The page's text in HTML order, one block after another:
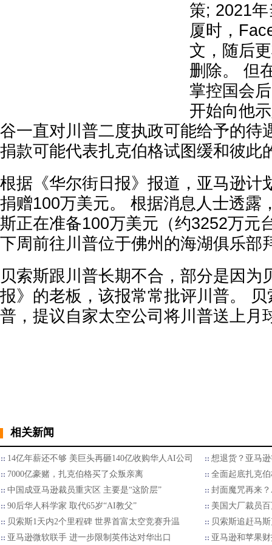
策; 2021
厦时，
文，随后
删除。 但
掌控国会
开始向他
谷一直对川普二度执政可能给予的待
捐款可能代表扎克伯格试图缓和彼此
根据《华尔街日报》报道，亚马逊计
捐赠100万美元。 根据消息人士透露
斯正在准备100万美元（约3252万元
下周前往川普位于佛州的海湖俱乐部
贝索斯跟川普长期不合，部分是因为
报》的老板，该报常常批评川普。
普，提议自家太空公司将川普送上月
相关新闻
14亿年薪还不够 美巨头再砸140亿收购华人AI公司
想退货？亚马
7000亿豪赌，扎克伯格买了众叛亲离
全面起底扎克
中国成亚马逊裁员重灾区 主要是“这阶层”
封面魔咒再来
90后华人科学家 取代65岁“AI教父”
美国大厂裁员
贝索斯1天内2个里程碑 世界首富太空竞赛升温
贝索斯追赶马
亚马逊微软联手 进一步限制英伟达对华出口
亚马逊和苹果